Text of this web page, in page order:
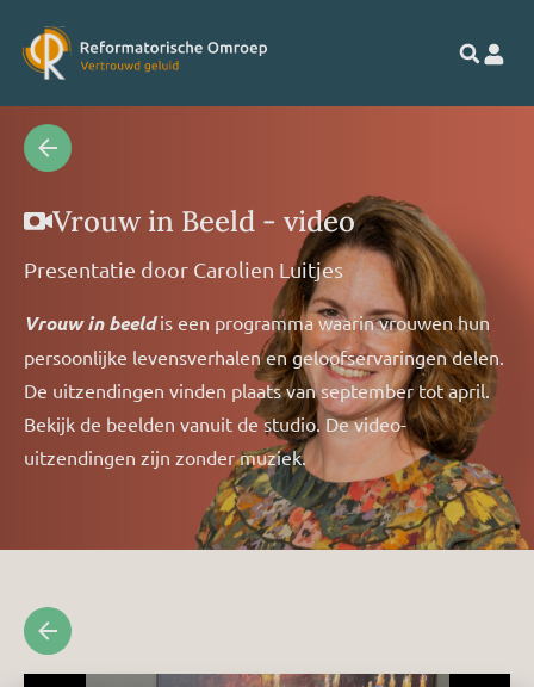
Vrouw in Beeld - video
Presentatie door Carolien Luitjes
Vrouw in beeldis een programma waarin vrouwen hun
persoonlijke levensverhalen en geloofservaringen delen.
De uitzendingen vinden plaats van september tot april.
Bekijk de beelden vanuit de studio. De video-
uitzendingen zijn zonder muziek.